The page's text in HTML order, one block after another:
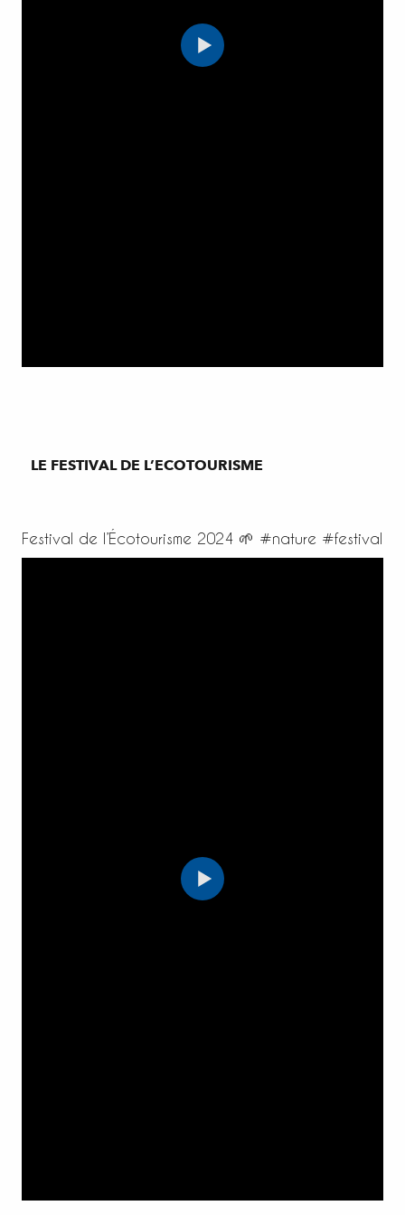
LE FESTIVAL DE L’ECOTOURISME
Festival de l’Écotourisme 2024 🌱 #nature #festival